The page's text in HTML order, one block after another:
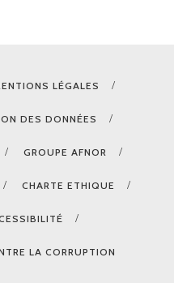
LÉGALES
DES DONNÉES
GROUPE AFNOR
CHARTE ETHIQUE
LA CORRUPTION